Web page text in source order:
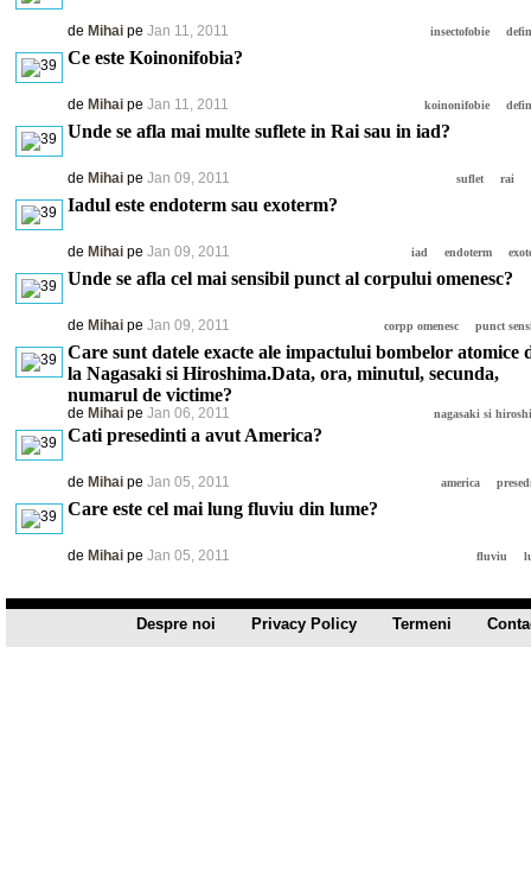
de Mihai pe Jan 11, 2011 insectofobie
Ce este Koinonifobia?
de Mihai pe Jan 11, 2011 koinonifobie
Unde se afla mai multe suflete in Rai sau in iad?
de Mihai pe Jan 09, 2011 suflet rai
Iadul este endoterm sau exoterm?
de Mihai pe Jan 09, 2011 iad endoterm
Unde se afla cel mai sensibil punct al corpului omenesc?
de Mihai pe Jan 09, 2011 corpp omenesc punct
Care sunt datele exacte ale impactului bombelor atomice
la Nagasaki si Hiroshima.Data, ora, minutul, secunda,
numarul de victime?
de Mihai pe Jan 06, 2011 nagasaki si
Cati presedinti a avut America?
de Mihai pe Jan 05, 2011 america
Care este cel mai lung fluviu din lume?
de Mihai pe Jan 05, 2011 fluviu
Despre noi Privacy Policy Termeni